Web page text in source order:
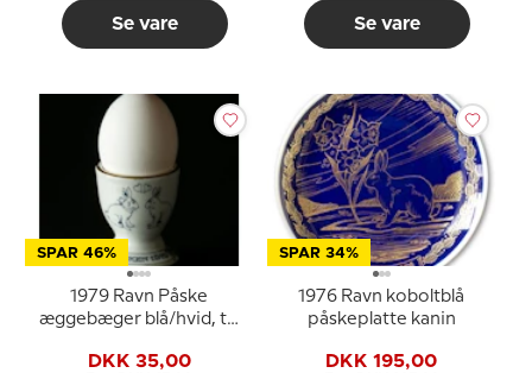
Se vare Se vare
SPAR 46%
1979 Ravn Påske
æggebæger blå/hvid, to
DKK 35,00
SPAR 34%
1976 Ravn koboltblå
påskeplatte kanin
DKK 195,00